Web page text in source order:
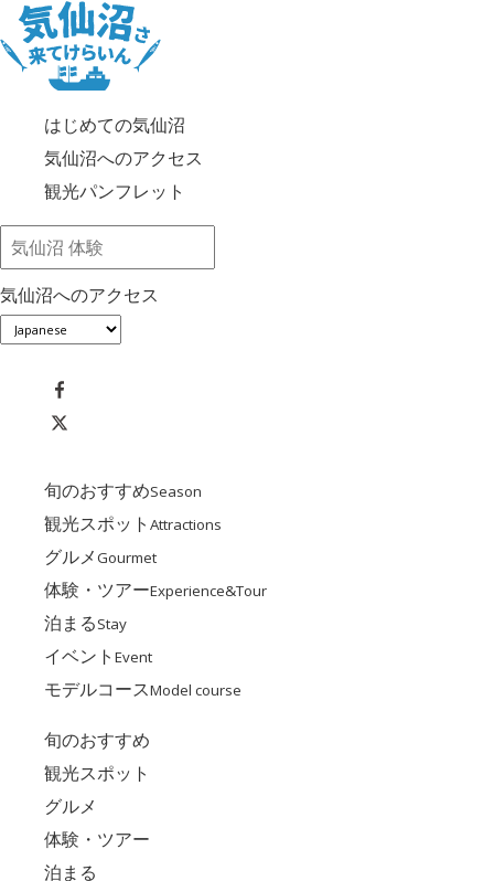
はじめての気仙沼
気仙沼へのアクセス
観光パンフレット
気仙沼へのアクセス
旬のおすすめSeason
観光スポット Attractions
グルメGourmet
体験・ツアーExperience&Tour
泊まるStay
イベント Event
モデルコースModel course
旬のおすすめ
観光スポット
グルメ
体験・ツアー
泊まる